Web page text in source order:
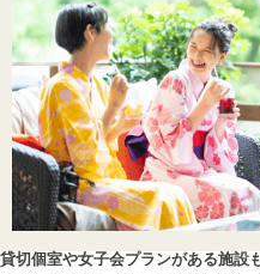
貸切個室や女子会プランがある施設